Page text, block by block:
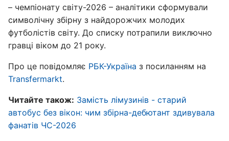
– чемпіонату світу-2026 – аналітики сформували
символічну збірну з найдорожчих молодих
футболістів світу. До списку потрапили виключно
гравці віком до 21 року.
Про це повідомляє РБК-Україна з посиланням на
Transfermarkt.
Читайте також: Замість лімузинів - старий
автобус без вікон: чим збірна-дебютант здивувала
фанатів ЧС-2026